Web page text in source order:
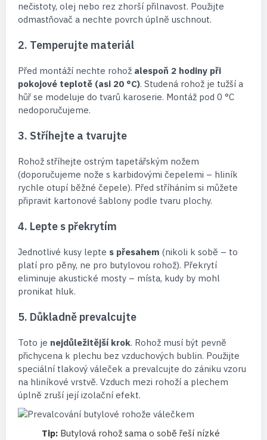
nečistoty, olej nebo rez zhorší přilnavost. Použijte
odmastňovač a nechte povrch úplně uschnout.
2. Temperujte materiál
Před montáží nechte rohož alespoň 2 hodiny při
pokojové teplotě (asi 20 °C). Studená rohož je tužší a
hůř se modeluje do tvarů karoserie. Montáž pod 0 °C
nedoporučujeme.
3. Stříhejte a tvarujte
Rohož stříhejte ostrým tapetářským nožem
(doporučujeme nože s karbidovými čepelemi – hliník
rychle otupí běžné čepele). Před stříháním si můžete
připravit kartonové šablony podle tvaru plochy.
4. Lepte s překrytím
Jednotlivé kusy lepte s přesahem (nikoli k sobě – to
platí pro pěny, ne pro butylovou rohož). Překrytí
eliminuje akustické mosty – místa, kudy by mohl
pronikat hluk.
5. Důkladně prevalcujte
Toto je nejdůležitější krok. Rohož musí být pevně
přichycena k plechu bez vzduchových bublin. Použijte
speciální tlakový váleček a prevalcujte do zániku vzoru
na hliníkové vrstvě. Vzduch mezi rohoží a plechem
úplně zruší její izolační efekt.
Tip: Butylová rohož sama o sobě řeší nízké